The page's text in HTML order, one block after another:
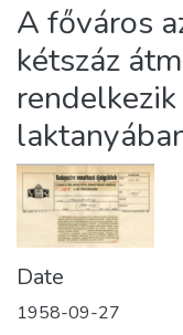
About us
A főváros
kétszáz
Date
1958-09-27